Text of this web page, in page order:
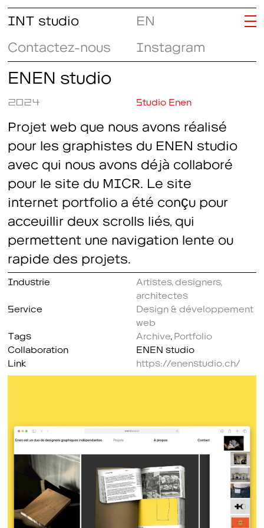
INT studio
Contactez-nous
Instagram
EN
ENEN studio
2024 Studio Enen
Projet web que nous avons réalisé
pour les graphistes du ENEN studio
avec qui nous avons déjà collaboré
pour le site du MICR. Le site
internet portfolio a été conçu pour
acceuillir deux scrolls liés, qui
permettent une navigation lente ou
rapide des projets.
Industrie
Artistes, designers,
architectes
Service
Design & développement
web
Tags
Archive Portfolio
Collaboration
ENEN studio
Link
https://enenstudio.ch/